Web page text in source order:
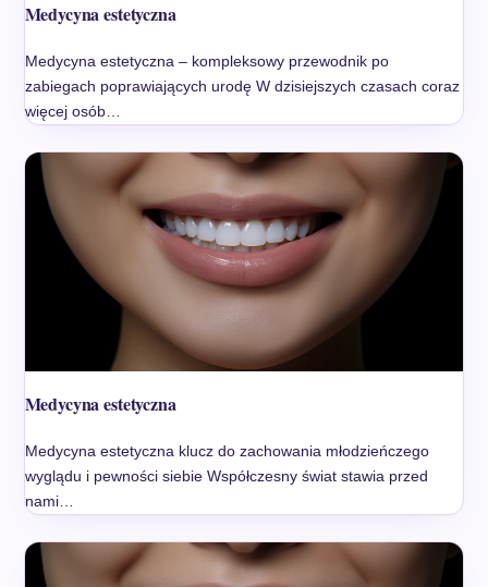
Medycyna estetyczna
Medycyna estetyczna – kompleksowy przewodnik po
zabiegach poprawiających urodę W dzisiejszych czasach coraz
więcej osób…
Medycyna estetyczna
Medycyna estetyczna klucz do zachowania młodzieńczego
wyglądu i pewności siebie Współczesny świat stawia przed
nami…